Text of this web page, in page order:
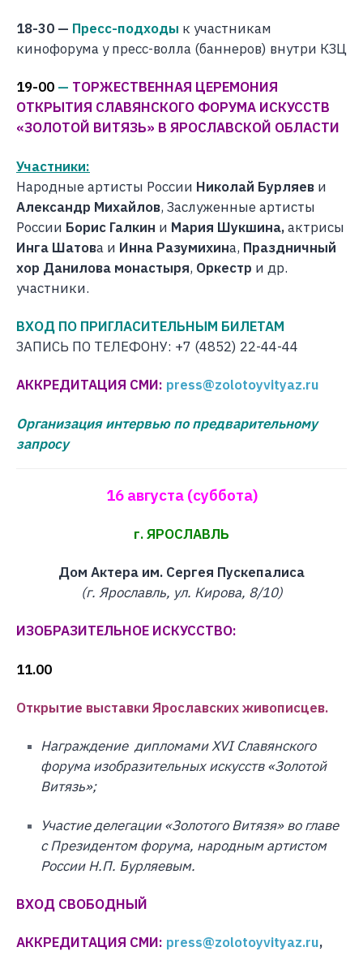
18-30 — Пресс-подходы к участникам
кинофорума у пресс-волла (баннеров) внутри КЗЦ
19-00 — ТОРЖЕСТВЕННАЯ ЦЕРЕМОНИЯ
ОТКРЫТИЯ СЛАВЯНСКОГО ФОРУМА ИСКУССТВ
«ЗОЛОТОЙ ВИТЯЗЬ» В ЯРОСЛАВСКОЙ ОБЛАСТИ
Участники:
Народные артисты России Николай Бурляев и
Александр Михайлов, Заслуженные артисты
России Борис Галкин и Мария Шукшина,актрисы
Инга Шатова и Инна Разумихина, Праздничный
хор Данилова монастыря, Оркестр и др.
участники.
ВХОД ПО ПРИГЛАСИТЕЛЬНЫМ БИЛЕТАМ
ЗАПИСЬ ПО ТЕЛЕФОНУ: +7 (4852) 22-44-44
АККРЕДИТАЦИЯ СМИ: press@zolotoyvityaz.ru
Организация интервью по предварительному
запросу
16 августа (суббота)
г. ЯРОСЛАВЛЬ
Дом Актера им. Сергея Пускепалиса
(г. Ярославль, ул. Кирова, 8/10)
ИЗОБРАЗИТЕЛЬНОЕ ИСКУССТВО:
11.00
Открытие выставки Ярославских живописцев.
Награждение дипломами XVI Славянского
форума изобразительных искусств «Золотой
Витязь»;
Участие делегации «Золотого Витязя» во главе
с Президентом форума, народным артистом
России Н.П. Бурляевым.
ВХОД СВОБОДНЫЙ
АККРЕДИТАЦИЯ СМИ: press@zolotoyvityaz.ru,